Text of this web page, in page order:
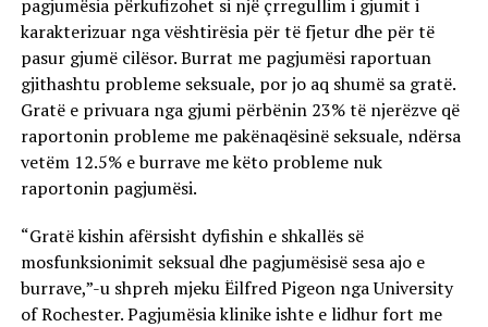
pagjumësia përkufizohet si një çrregullim i gjumit i
karakterizuar nga vështirësia për të fjetur dhe për të
pasur gjumë cilësor. Burrat me pagjumësi raportuan
gjithashtu probleme seksuale, por jo aq shumë sa gratë.
Gratë e privuara nga gjumi përbënin 23% të njerëzve që
raportonin probleme me pakënaqësinë seksuale, ndërsa
vetëm 12.5% e burrave me këto probleme nuk
raportonin pagjumësi.
“Gratë kishin afërsisht dyfishin e shkallës së
mosfunksionimit seksual dhe pagjumësisë sesa ajo e
burrave,”-u shpreh mjeku Ëilfred Pigeon nga University
of Rochester. Pagjumësia klinike ishte e lidhur fort me